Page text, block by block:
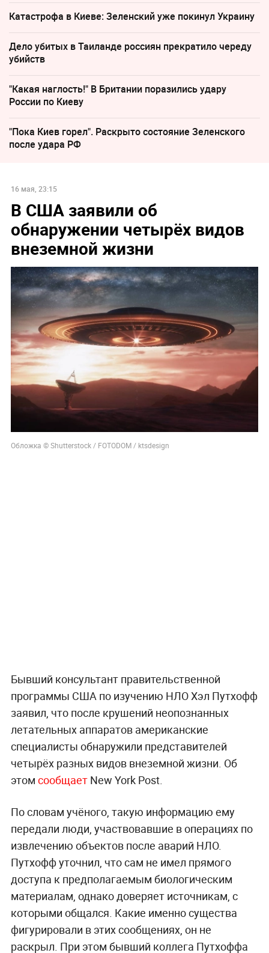
Катастрофа в Киеве: Зеленский уже покинул Украину
Дело убитых в Таиланде россиян прекратило череду
убийств
"Какая наглость!" В Британии поразились удару
России по Киеву
"Пока Киев горел". Раскрыто состояние Зеленского
после удара РФ
16 мая, 23:15
В США заявили об
обнаружении четырёх видов
внеземной жизни
Обложка © Shutterstock / FOTODOM / ktsdesign
Бывший консультант правительственной
программы США по изучению НЛО Хэл Путхофф
заявил, что после крушений неопознанных
летательных аппаратов американские
специалисты обнаружили представителей
четырёх разных видов внеземной жизни. Об
этом сообщаетNew York Post.
По словам учёного, такую информацию ему
передали люди, участвовавшие в операциях по
извлечению объектов после аварий НЛО.
Путхофф уточнил, что сам не имел прямого
доступа к предполагаемым биологическим
материалам, однако доверяет источникам, с
которыми общался. Какие именно существа
фигурировали в этих сообщениях, он не
раскрыл. При этом бывший коллега Путхоффа